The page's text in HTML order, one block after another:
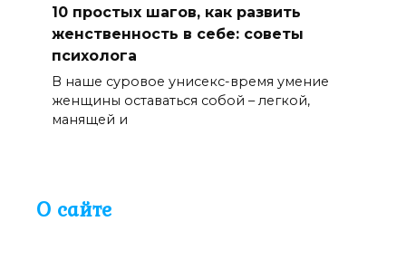
10 простых шагов, как развить
женственность в себе: советы
психолога
В наше суровое унисекс-время умение
женщины оставаться собой – легкой,
манящей и
О сайте